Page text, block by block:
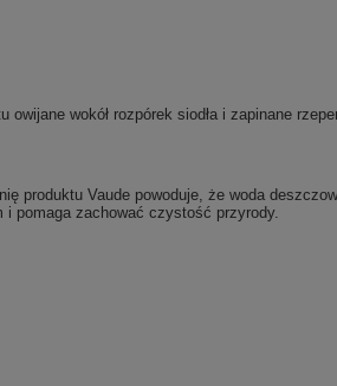
wokół rozpórek siodła i zapinane
produktu Vaude powoduje, że woda
pomaga zachować czystość przyrody.